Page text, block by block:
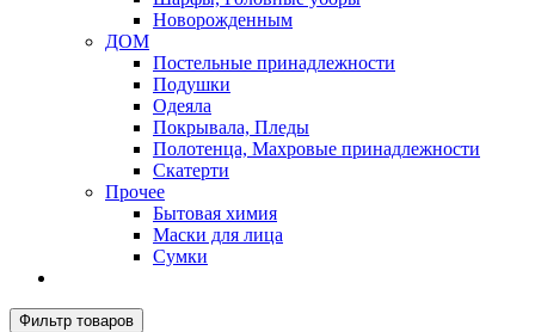
Новорожденным
ДОМ
Постельные принадлежности
Подушки
Одеяла
Покрывала, Пледы
Полотенца, Махровые принадлежности
Скатерти
Прочее
Бытовая химия
Маски для лица
Сумки
Фильтр товаров